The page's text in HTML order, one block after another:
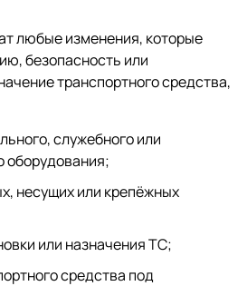
любые изменения, которые
безопасность или
транспортного средства,
служебного или
оборудования;
несущих или крепёжных
или назначения ТС;
средства под